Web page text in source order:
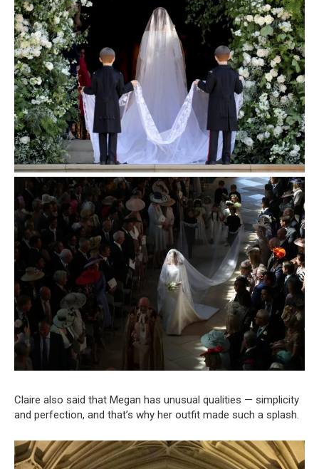
Claire also said that Megan has unusual qualities — simplicity
and perfection, and that’s why her outfit made such a splash.